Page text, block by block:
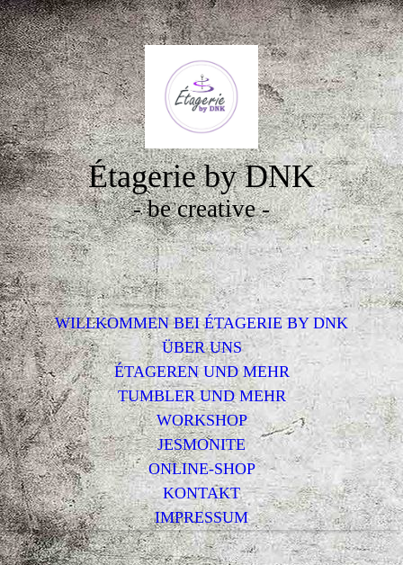
Étagerie by DNK
- be creative -
WILLKOMMEN BEI ÉTAGERIE BY DNK
ÜBER UNS
ÉTAGEREN UND MEHR
TUMBLER UND MEHR
WORKSHOP
JESMONITE
ONLINE-SHOP
KONTAKT
IMPRESSUM